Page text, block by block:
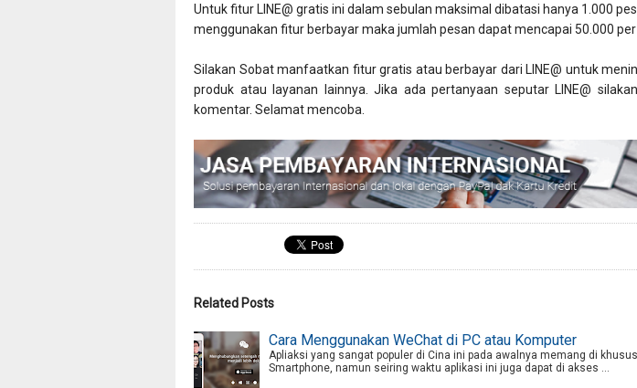
Untuk fitur LINE@ gratis ini dalam sebulan maksimal dibatasi hanya 1.000
menggunakan fitur berbayar maka jumlah pesan dapat mencapai 50.000 per
Silakan Sobat manfaatkan fitur gratis atau berbayar dari LINE@ untuk
produk atau layanan lainnya. Jika ada pertanyaan seputar LINE@
komentar. Selamat mencoba.
Related Posts
Cara Menggunakan WeChat di PC atau Komputer
Apliaksi yang sangat populer di Cina ini pada awalnya memang di
Smartphone, namun seiring waktu aplikasi ini juga dapat di akses ...